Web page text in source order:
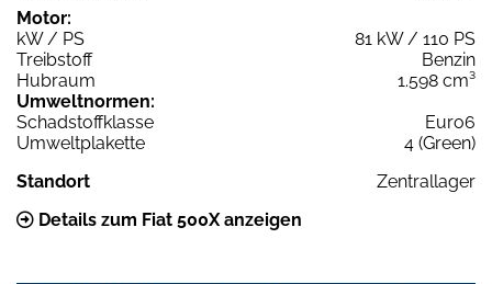
Motor:
kW / PS
81 kW / 110 PS
Treibstoff
Benzin
Hubraum
1.598 cm³
Umweltnormen:
Schadstoffklasse
Euro6
Umweltplakette
4 (Green)
Standort
Zentrallager
Details zum Fiat 500X anzeigen